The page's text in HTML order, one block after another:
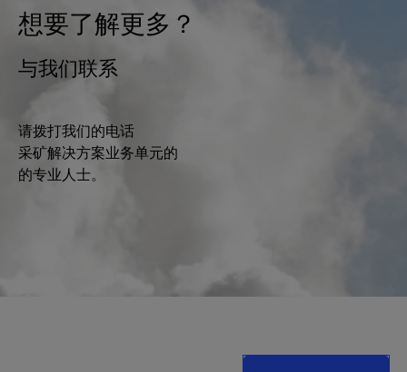
想要了解更多？
与我们联系
请拨打我们的电话
采矿解决方案业务单元的
的专业人士。